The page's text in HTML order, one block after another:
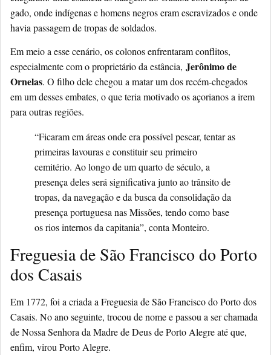
gado, onde indígenas e homens negros eram escravizados e onde
havia passagem de tropas de soldados.
Em meio a esse cenário, os colonos enfrentaram conflitos,
especialmente com o proprietário da estância, Jerônimo de
Ornelas. O filho dele chegou a matar um dos recém-chegados
em um desses embates, o que teria motivado os açorianos a irem
para outras regiões.
“Ficaram em áreas onde era possível pescar, tentar as
primeiras lavouras e constituir seu primeiro
cemitério. Ao longo de um quarto de século, a
presença deles será significativa junto ao trânsito de
tropas, da navegação e da busca da consolidação da
presença portuguesa nas Missões, tendo como base
os rios internos da capitania”, conta Monteiro.
Freguesia de São Francisco do Porto
dos Casais
Em 1772, foi a criada a Freguesia de São Francisco do Porto dos
Casais. No ano seguinte, trocou de nome e passou a ser chamada
de Nossa Senhora da Madre de Deus de Porto Alegre até que,
enfim, virou Porto Alegre.